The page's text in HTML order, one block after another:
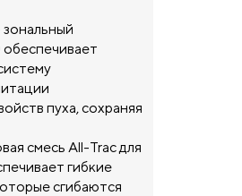
пуха, сохраняя
смесь All-Trac для
гибкие
сгибаются